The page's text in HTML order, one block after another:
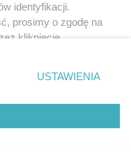
Z NAMI:
identyfikacji.
prosimy o zgodę na
kliknięcie
prywatności
strony
zgody
się takiemu
zastosowanie tylko
USTAWIENIA